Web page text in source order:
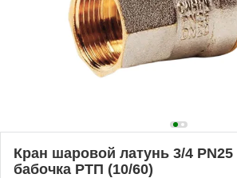
Кран шаровой латунь 3/4
бабочка РТП (10/60)